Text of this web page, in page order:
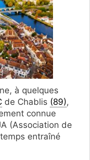
à quelques
de Chablis (89),
connue
(Association de
entraîné